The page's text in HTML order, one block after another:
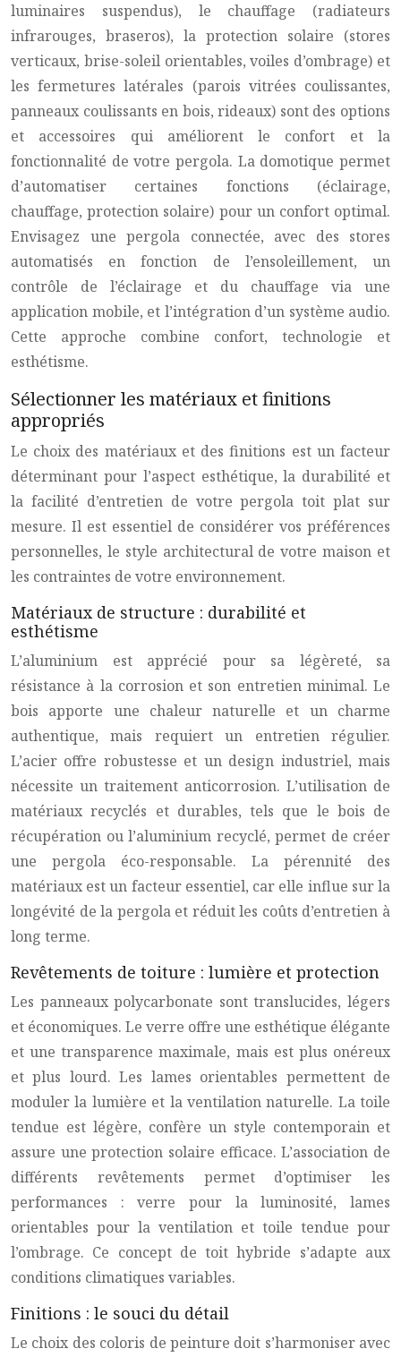
luminaires suspendus), le chauffage (radiateurs
infrarouges, braseros), la protection solaire (stores
verticaux, brise-soleil orientables, voiles d’ombrage) et
les fermetures latérales (parois vitrées coulissantes,
panneaux coulissants en bois, rideaux) sont des options
et accessoires qui améliorent le confort et la
fonctionnalité de votre pergola. La domotique permet
d’automatiser certaines fonctions (éclairage,
chauffage, protection solaire) pour un confort optimal.
Envisagez une pergola connectée, avec des stores
automatisés en fonction de l’ensoleillement, un
contrôle de l’éclairage et du chauffage via une
application mobile, et l’intégration d’un système audio.
Cette approche combine confort, technologie et
esthétisme.
Sélectionner les matériaux et finitions
appropriés
Le choix des matériaux et des finitions est un facteur
déterminant pour l’aspect esthétique, la durabilité et
la facilité d’entretien de votre pergola toit plat sur
mesure. Il est essentiel de considérer vos préférences
personnelles, le style architectural de votre maison et
les contraintes de votre environnement.
Matériaux de structure : durabilité et
esthétisme
L’aluminium est apprécié pour sa légèreté, sa
résistance à la corrosion et son entretien minimal. Le
bois apporte une chaleur naturelle et un charme
authentique, mais requiert un entretien régulier.
L’acier offre robustesse et un design industriel, mais
nécessite un traitement anticorrosion. L’utilisation de
matériaux recyclés et durables, tels que le bois de
récupération ou l’aluminium recyclé, permet de créer
une pergola éco-responsable. La pérennité des
matériaux est un facteur essentiel, car elle influe sur la
longévité de la pergola et réduit les coûts d’entretien à
long terme.
Revêtements de toiture : lumière et protection
Les panneaux polycarbonate sont translucides, légers
et économiques. Le verre offre une esthétique élégante
et une transparence maximale, mais est plus onéreux
et plus lourd. Les lames orientables permettent de
moduler la lumière et la ventilation naturelle. La toile
tendue est légère, confère un style contemporain et
assure une protection solaire efficace. L’association de
différents revêtements permet d’optimiser les
performances : verre pour la luminosité, lames
orientables pour la ventilation et toile tendue pour
l’ombrage. Ce concept de toit hybride s’adapte aux
conditions climatiques variables.
Finitions : le souci du détail
Le choix des coloris de peinture doit s’harmoniser avec